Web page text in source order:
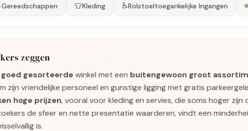
Gereedschappen 👕Kleding ♿Rolstoeltoegankelijke Ingangen
zeggen
gesorteerdewinkel met een buitengewoon groot
zijn vriendelijke personeel en gunstige ligging met gratis
hoge prijzen, vooral voor kleding en servies, die soms hoger
de sfeer en nette presentatie waarderen, vindt een
is.